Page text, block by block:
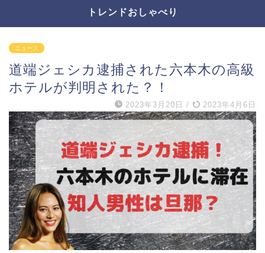
トレンドおしゃべり
ニュース
道端ジェシカ逮捕された六本木の高級
ホテルが判明された？！
2023年3月20日 / 2023年4月6日